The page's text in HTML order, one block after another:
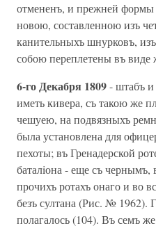
отмененъ, и прежней формы
новою, составленною изъ
канительныхъ шнурковъ,
собою переплетены въ виде
6-го Декабря 1809- штабъ
иметь кивера, съ такою же
чешуею, на подвязныхъ
была установлена для
пехоты; въ Гренадерской
баталiона - еще съ чернымъ,
прочихъ ротахъ онаго и во
безъ султана (Рис. № 1962).
полагалось (104). Въ семъ